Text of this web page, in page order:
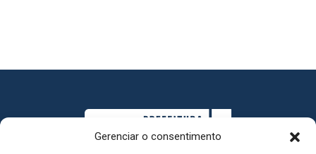
Gerenciar o consentimento